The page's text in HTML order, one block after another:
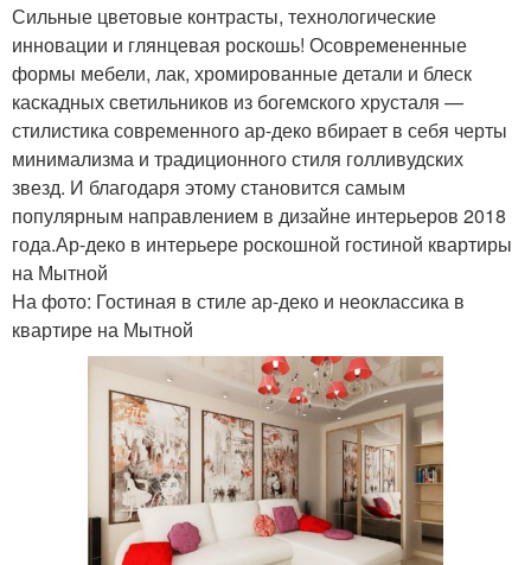
Сильные цветовые контрасты, технологические
инновации и глянцевая роскошь! Осовремененные
формы мебели, лак, хромированные детали и блеск
каскадных светильников из богемского хрусталя —
стилистика современного ар-деко вбирает в себя черты
минимализма и традиционного стиля голливудских
звезд. И благодаря этому становится самым
популярным направлением в дизайне интерьеров 2018
года.Ар-деко в интерьере роскошной гостиной квартиры
на Мытной
На фото: Гостиная в стиле ар-деко и неоклассика в
квартире на Мытной